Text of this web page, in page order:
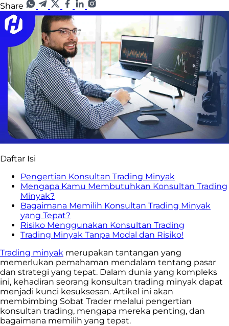
Share
Daftar Isi
Pengertian Konsultan Trading Minyak
Mengapa Kamu Membutuhkan Konsultan Trading
Minyak?
Bagaimana Memilih Konsultan Trading Minyak
yang Tepat?
Risiko Menggunakan Konsultan Trading
Trading Minyak Tanpa Modal dan Risiko!
Trading minyak merupakan tantangan yang
memerlukan pemahaman mendalam tentang pasar
dan strategi yang tepat. Dalam dunia yang kompleks
ini, kehadiran seorang konsultan trading minyak dapat
menjadi kunci kesuksesan. Artikel ini akan
membimbing Sobat Trader melalui pengertian
konsultan trading, mengapa mereka penting, dan
bagaimana memilih yang tepat.